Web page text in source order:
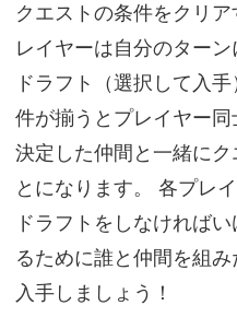
クエストの条件をクリ
レイヤーは自分のター
ドラフト（選択して入
件が揃うとプレイヤー
決定した仲間と一緒に
とになります。 各プレ
ドラフトをしなければ
るために誰と仲間を組
入手しましょう！